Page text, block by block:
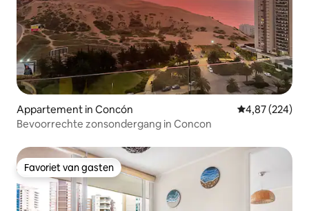
Appartement in Concón Gemiddelde
4,87 (224)
Bevoorrechte zonsondergang in Concon
Favoriet van gasten
Favoriet van gasten